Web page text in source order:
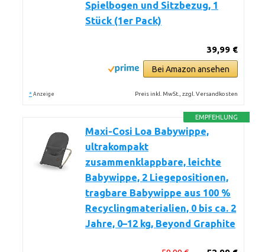
Spielbogen und Sitzbezug, 1
Stück (1er Pack)
39,99 €
Bei Amazon ansehen
* Anzeige Preis inkl. MwSt., zzgl. Versandkosten
EMPFEHLUNG
Maxi-Cosi Loa Babywippe,
ultrakompakt
zusammenklappbare, leichte
Babywippe, 2 Liegepositionen,
tragbare Babywippe aus 100 %
Recyclingmaterialien, 0 bis ca. 2
Jahre, 0–12 kg, Beyond Graphite